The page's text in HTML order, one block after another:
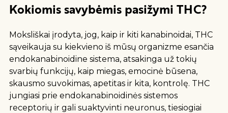
Kokiomis savybėmis pasižymi THC?
Moksliškai įrodyta, jog, kaip ir kiti kanabinoidai, THC
sąveikauja su kiekvieno iš mūsų organizme esančia
endokanabinoidine sistema, atsakinga už tokių
svarbių funkcijų, kaip miegas, emocinė būsena,
skausmo suvokimas, apetitas ir kita, kontrolę. THC
jungiasi prie endokanabinoidinės sistemos
receptorių ir gali suaktyvinti neuronus, tiesiogiai